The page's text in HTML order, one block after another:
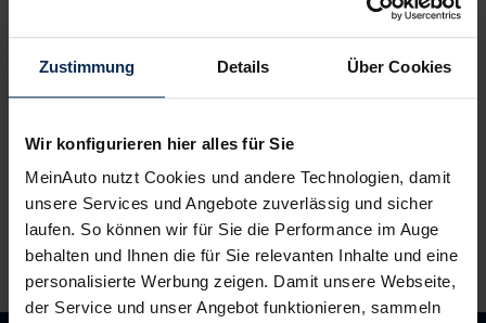
Zustimmung Details Über Cookies
Wir konfigurieren hier alles für Sie
MeinAuto nutzt Cookies und andere Technologien, damit
unsere Services und Angebote zuverlässig und sicher
laufen. So können wir für Sie die Performance im Auge
behalten und Ihnen die für Sie relevanten Inhalte und eine
personalisierte Werbung zeigen. Damit unsere Webseite,
der Service und unser Angebot funktionieren, sammeln
Ansprechpartner. Alles klar? Bestelle deinen
Neuwagen, ganz einfach online.
vor die Haustür. Und auch während der Laufzeit
genießt du alle Vorteile von MeinAuto.de wie zum
Beispielfreie Werkstattwahlund persönlichen
Ansprechpartner.